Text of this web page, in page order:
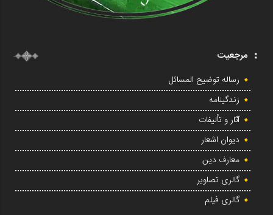
مرجعیت
رساله توضیح المسائل
زندگینامه
آثار و تألیفات
دیوان اشعار
معارف دین
گالری تصاویر
گالری فیلم